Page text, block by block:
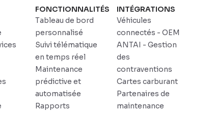
FONCTIONNALITÉS
Tableau de bord
personnalisé
Suivi télématique
en temps réel
Maintenance
prédictive et
automatisée
Rapports
INTÉGRATIONS
Véhicules
connectés - OEM
ANTAI - Gestion
des
contraventions
Cartes carburant
Partenaires de
maintenance